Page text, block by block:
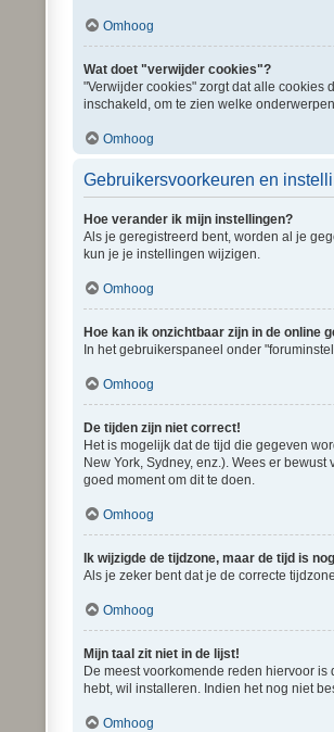
Omhoog
Wat doet "verwijder cookies"?
"Verwijder cookies" zorgt dat alle
inschakeld, om te zien welke
Omhoog
Gebruikersvoorkeuren en
Hoe verander ik mijn instellingen?
Als je geregistreerd bent, worden al je
kun je je instellingen wijzigen.
Omhoog
Hoe kan ik onzichtbaar zijn in de online
In het gebruikerspaneel onder
Omhoog
De tijden zijn niet correct!
Het is mogelijk dat de tijd die gegeven
New York, Sydney, enz.). Wees er
goed moment om dit te doen.
Omhoog
Ik wijzigde de tijdzone, maar de tijd is
Als je zeker bent dat je de correcte
Omhoog
Mijn taal zit niet in de lijst!
De meest voorkomende reden hiervoor
hebt, wil installeren. Indien het nog niet
Omhoog